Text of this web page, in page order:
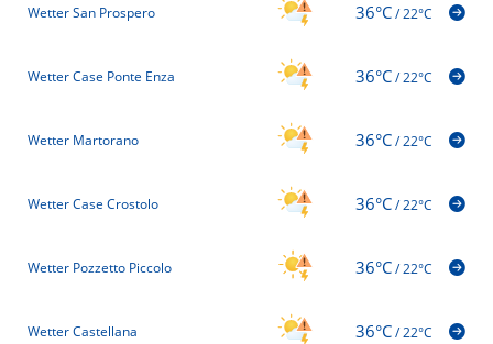
Wetter San Prospero 36°C/22°C
Wetter Case Ponte Enza 36°C/22°C
Wetter Martorano 36°C/22°C
Wetter Case Crostolo 36°C/22°C
Wetter Pozzetto Piccolo 36°C/22°C
Wetter Castellana 36°C/22°C